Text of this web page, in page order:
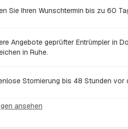
Sie Ihren Wunschtermin bis zu 60
Angebote geprüfter Entrümpler in
in Ruhe.
Stornierung bis 48 Stunden vor
ansehen